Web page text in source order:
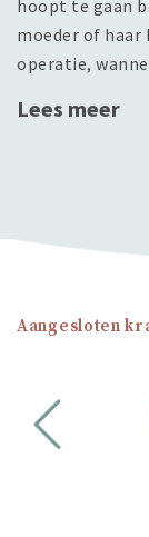
hoopt te gaan
moeder of haar
operatie,
Lees meer
Aangesloten